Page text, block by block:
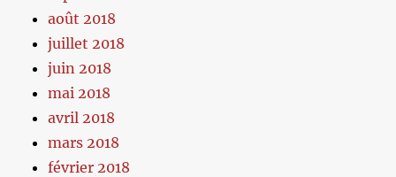
août 2018
juillet 2018
juin 2018
mai 2018
avril 2018
mars 2018
février 2018